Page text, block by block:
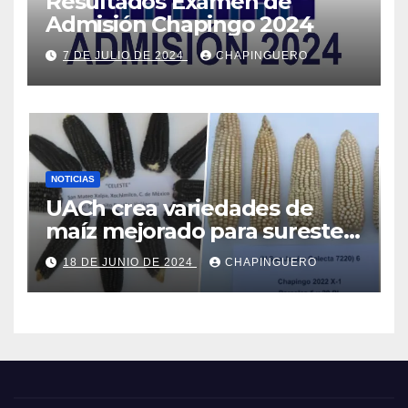
Admisión Chapingo 2024
7 DE JULIO DE 2024 CHAPINGUERO
NOTICIAS
UACh crea variedades de
maíz mejorado para sureste
de Edo.Mex y Valles Altos
Centrales
18 DE JUNIO DE 2024 CHAPINGUERO